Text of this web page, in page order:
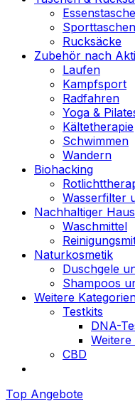
Sporttaschen
Rucksäcke
Zubehör nach
Laufen
Kampfsport
Radfahren
Yoga &
Kältetherapie
Schwimmen
Wandern
Biohacking
Wasserfilter
Nachhaltiger
Waschmittel
Naturkosmetik
Duschgele
Shampoos
Weitere
Testkits
DNA-
Weitere
CBD
Top Angebote